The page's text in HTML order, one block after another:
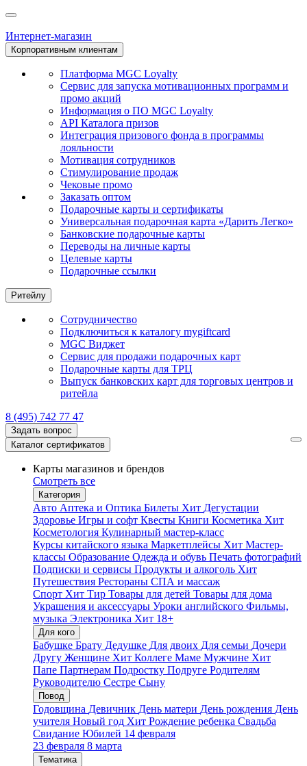
Интернет-магазин
Корпоративным клиентам
Платформа MGC Loyalty
Сервис для запуска мотивационных программ и
промо акций
Информация о ПО MGC Loyalty
API Каталога призов
Интеграция призового фонда в программы
лояльности
Мотивация сотрудников
Стимулирование продаж
Чековые промо
Заказать оптом
Подарочные карты и сертификаты
Универсальная подарочная карта «Дарить Легко»
Банковские подарочные карты
Переводы на личные карты
Целевые карты
Подарочные ссылки
Ритейлу
Сотрудничество
Подключиться к каталогу mygiftcard
MGC Виджет
Сервис для продажи подарочных карт
Подарочные карты для ТРЦ
Выпуск банковских карт для торговых центров и
ритейла
8 (495) 742 77 47
Задать вопрос
Каталог сертификатов
Карты магазинов и брендов
Смотреть все
Категория
Авто Аптека и Оптика Билеты Хит Дегустации
Здоровье Игры и софт Квесты Книги Косметика Хит
Косметология Кулинарный мастер-класс
Курсы китайского языка Маркетплейсы Хит Мастер-
классы Образование Одежда и обувь Печать фотографий
Подписки и сервисы Продукты и алкоголь Хит
Путешествия Рестораны СПА и массаж
Спорт Хит Тир Товары для детей Товары для дома
Украшения и аксессуары Уроки английского Фильмы,
музыка Электроника Хит 18+
Для кого
Бабушке Брату Дедушке Для двоих Для семьи Дочери
Другу Женщине Хит Коллеге Маме Мужчине Хит
Папе Партнерам Подростку Подруге Родителям
Руководителю Сестре Сыну
Повод
Годовщина Девичник День матери День рождения День
учителя Новый год Хит Рождение ребенка Свадьба
Свидание Юбилей 14 февраля
23 февраля 8 марта
Тематика